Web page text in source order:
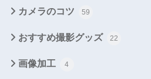
カメラのコツ 59
おすすめ撮影グッズ 22
画像加工 4